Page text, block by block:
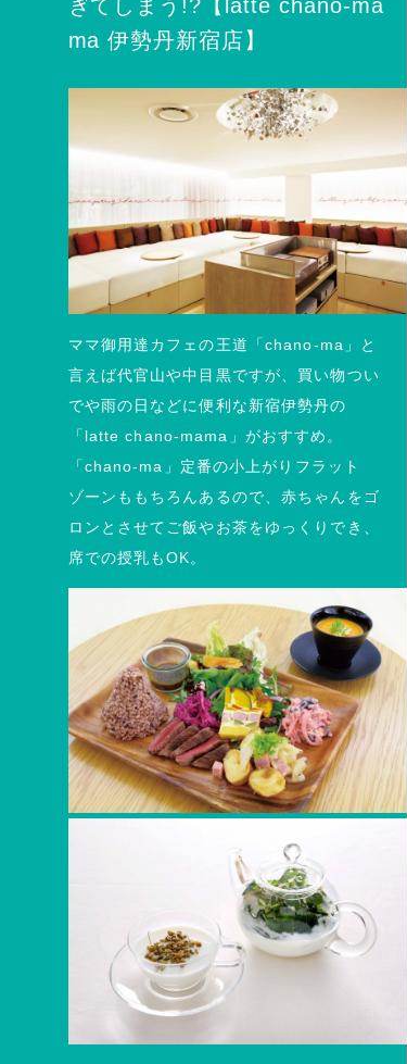
ぎてしまう!?【latte chano-ma
ma 伊勢丹新宿店】
ママ御用達カフェの王道「chano-ma」と
言えば代官山や中目黒ですが、買い物つい
でや雨の日などに便利な新宿伊勢丹の
「latte chano-mama」がおすすめ。
「chano-ma」定番の小上がりフラット
ゾーンももちろんあるので、赤ちゃんをゴ
ロンとさせてご飯やお茶をゆっくりでき、
席での授乳もOK。